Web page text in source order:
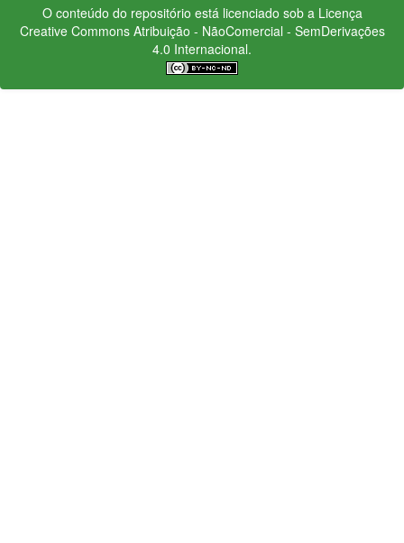
O conteúdo do repositório está licenciado sob a Licença
Creative CommonsAtribuição - NãoComercial - SemDerivações
4.0 Internacional.